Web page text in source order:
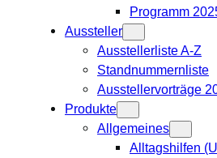
Programm
Aussteller
Ausstellerliste A-Z
Standnummernliste
Ausstellervorträge
Produkte
Allgemeines
Alltagshilfen